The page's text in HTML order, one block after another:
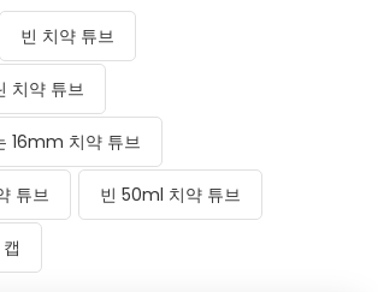
빈 치약 튜브
치약 튜브
16mm 치약 튜브
튜브 빈 50ml 치약 튜브